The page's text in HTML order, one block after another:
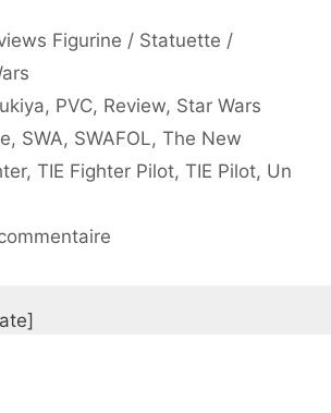
Figurine / Statuette /
, PVC, Review, Star Wars
, SWA, SWAFOL, The New
, TIE Fighter Pilot, TIE Pilot, Un